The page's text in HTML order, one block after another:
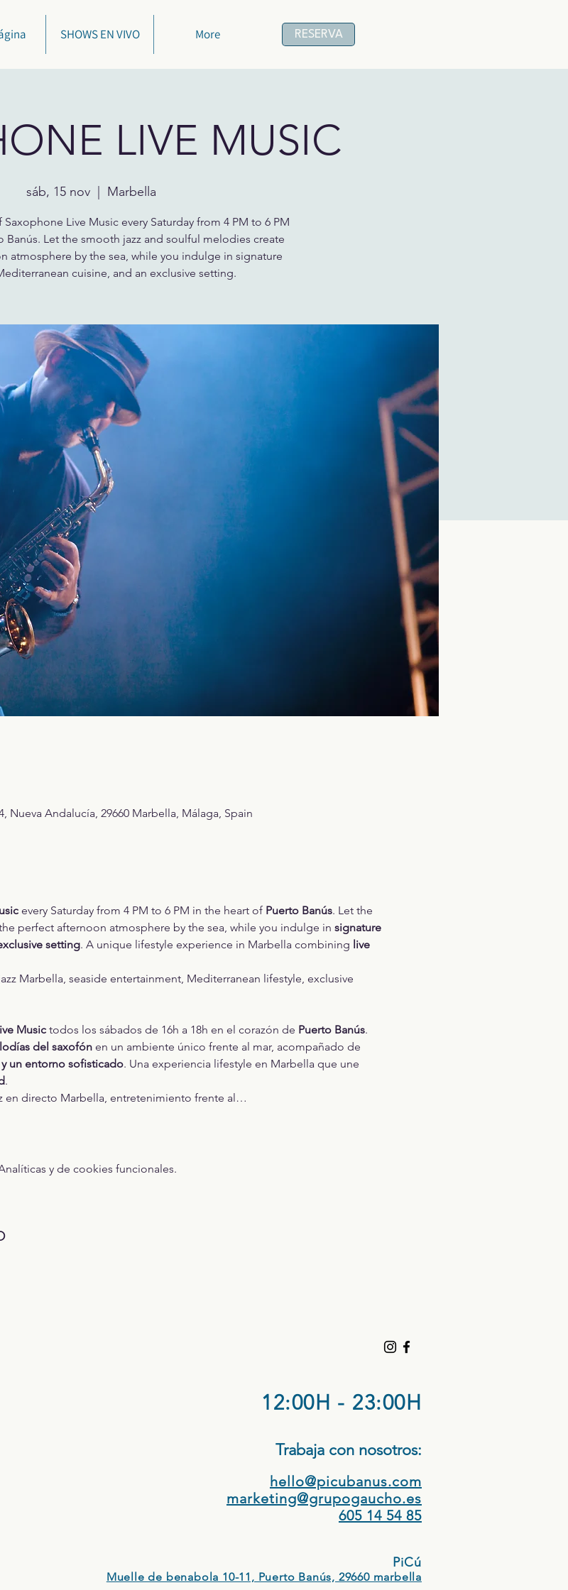
SHOWS EN VIVO More RESERVA
LIVE MUSIC
sáb, 15 nov
  |
Marbella
Live Music every Saturday from 4 PM to 6 PM
Banús. Let the smooth jazz and soulful melodies create
atmosphere by the sea, while you indulge in signature
cuisine, and an exclusive setting.
Nueva Andalucía, 29660 Marbella, Málaga, Spain
every Saturday from 4 PM to 6 PM in the heart of Puerto Banús. Let the
perfect afternoon atmosphere by the sea, while you indulge in signature
setting. A unique lifestyle experience in Marbella combining live
Marbella, seaside entertainment, Mediterranean lifestyle, exclusive
Music todos los sábados de 16h a 18h en el corazón de Puerto Banús.
del saxofón en un ambiente único frente al mar, acompañado de
un entorno sofisticado. Una experiencia lifestyle en Marbella que une
.
en directo Marbella, entretenimiento frente al…
y de cookies funcionales.
12:00H - 23:00H
Trabaja con nosotros:​
hello@picubanus.com
marketing@grupogaucho.es
605 14 54 85
PiCú
Muelle de benabola 10-11, Puerto Banús, 29660 marbella